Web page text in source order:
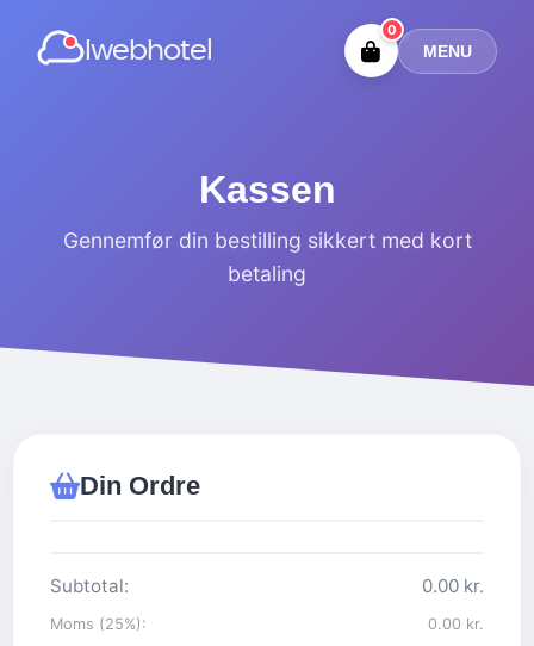
Iwebhotel
0
MENU
Kassen
Gennemfør din bestilling sikkert med kort
betaling
Din Ordre
Subtotal: 0.00 kr.
Moms (25%): 0.00 kr.